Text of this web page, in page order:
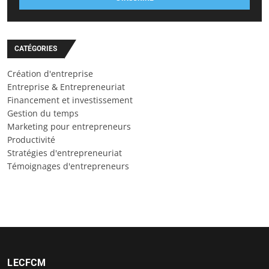
CATÉGORIES
Création d'entreprise
Entreprise & Entrepreneuriat
Financement et investissement
Gestion du temps
Marketing pour entrepreneurs
Productivité
Stratégies d'entrepreneuriat
Témoignages d'entrepreneurs
LECFCM